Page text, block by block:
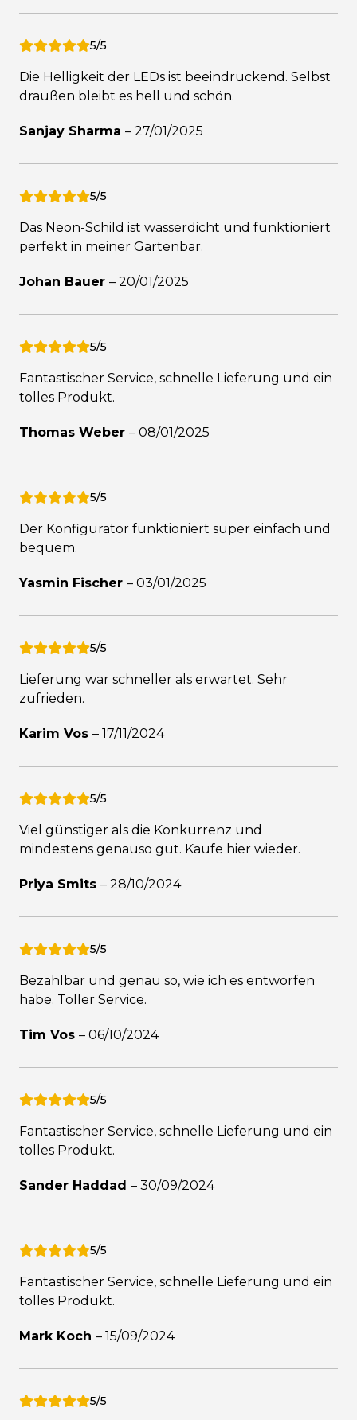
5/5
Die Helligkeit der LEDs ist beeindruckend. Selbst
draußen bleibt es hell und schön.
Sanjay Sharma – 27/01/2025
5/5
Das Neon-Schild ist wasserdicht und funktioniert
perfekt in meiner Gartenbar.
Johan Bauer – 20/01/2025
5/5
Fantastischer Service, schnelle Lieferung und ein
tolles Produkt.
Thomas Weber – 08/01/2025
5/5
Der Konfigurator funktioniert super einfach und
bequem.
Yasmin Fischer – 03/01/2025
5/5
Lieferung war schneller als erwartet. Sehr
zufrieden.
Karim Vos – 17/11/2024
5/5
Viel günstiger als die Konkurrenz und
mindestens genauso gut. Kaufe hier wieder.
Priya Smits – 28/10/2024
5/5
Bezahlbar und genau so, wie ich es entworfen
habe. Toller Service.
Tim Vos – 06/10/2024
5/5
Fantastischer Service, schnelle Lieferung und ein
tolles Produkt.
Sander Haddad – 30/09/2024
5/5
Fantastischer Service, schnelle Lieferung und ein
tolles Produkt.
Mark Koch – 15/09/2024
5/5